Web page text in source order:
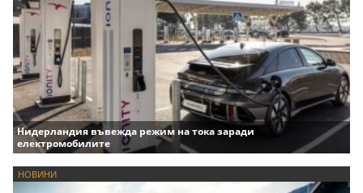
Нидерландия въвежда режим на тока заради
електромобилите
НОВИНИ